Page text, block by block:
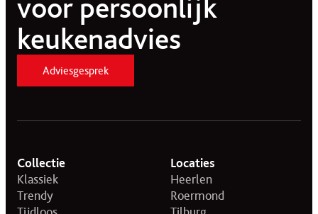
voor persoonlijk
keukenadvies
Adviesgesprek
Collectie
Klassiek
Trendy
Locaties
Heerlen
Roermond